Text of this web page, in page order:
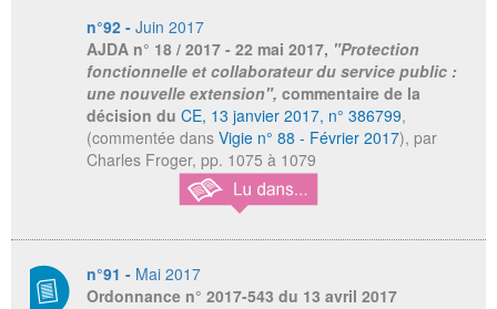
n°92 - Juin 2017
AJDA n° 18 / 2017 - 22 mai 2017, "Protection
fonctionnelle et collaborateur du service public :
une nouvelle extension", commentaire de la
décision du CE, 13 janvier 2017, n° 386799,
(commentée dans Vigie n° 88 - Février 2017), par
Charles Froger, pp. 1075 à 1079
n°91 - Mai 2017
Ordonnance n° 2017-543 du 13 avril 2017